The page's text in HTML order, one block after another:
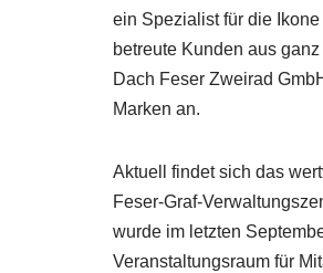
ein Spezialist für die
betreute Kunden aus
Dach Feser Zweirad
Marken an.
Aktuell findet sich das
Feser-Graf-
wurde im letzten
Veranstaltungsraum für